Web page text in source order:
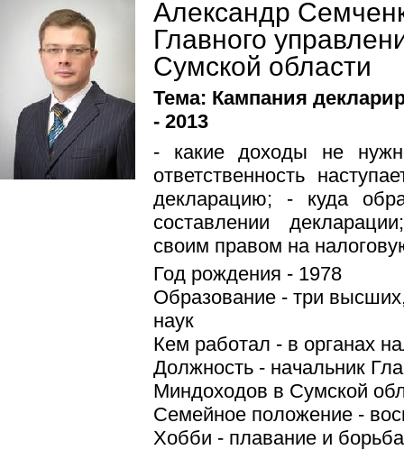
Александр
Главного
Сумской области
Тема: Кампания
- 2013
- какие доходы не
ответственность
декларацию; - куда
составлении
своим правом на
Год рождения - 1978
Образование - три
наук
Кем работал - в органах
Должность - начальник
Миндоходов в Сумской
Семейное положение -
Хобби - плавание и борьба